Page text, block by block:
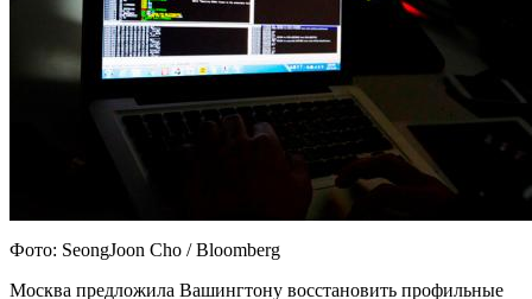
Фото: SeongJoon Cho / Bloomberg
Москва предложила Вашингтону восстановить профильные